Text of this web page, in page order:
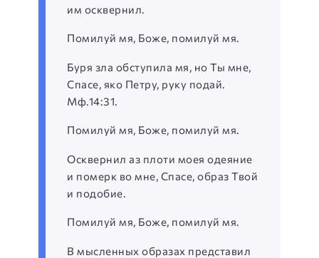
им осквернил.
Помилуй мя, Боже, помилуй мя.
Буря зла обступила мя, но Ты мне,
Спасе, яко Петру, руку подай.
Мф.14:31.
Помилуй мя, Боже, помилуй мя.
Осквернил аз плоти моея одеяние
и померк во мне, Спасе, образ Твой
и подобие.
Помилуй мя, Боже, помилуй мя.
В мысленных образах представил